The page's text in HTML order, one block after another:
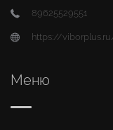
89625529551
https://
Меню